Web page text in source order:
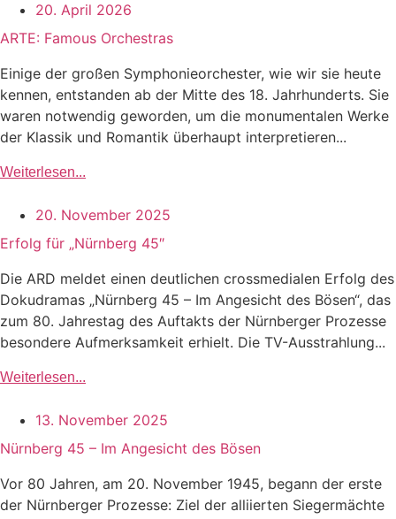
20. April 2026
ARTE: Famous Orchestras
Einige der großen Symphonieorchester, wie wir sie heute
kennen, entstanden ab der Mitte des 18. Jahrhunderts. Sie
waren notwendig geworden, um die monumentalen Werke
der Klassik und Romantik überhaupt interpretieren...
Weiterlesen...
20. November 2025
Erfolg für „Nürnberg 45″
Die ARD meldet einen deutlichen crossmedialen Erfolg des
Dokudramas „Nürnberg 45 – Im Angesicht des Bösen“, das
zum 80. Jahrestag des Auftakts der Nürnberger Prozesse
besondere Aufmerksamkeit erhielt. Die TV-Ausstrahlung...
Weiterlesen...
13. November 2025
Nürnberg 45 – Im Angesicht des Bösen
Vor 80 Jahren, am 20. November 1945, begann der erste
der Nürnberger Prozesse: Ziel der alliierten Siegermächte